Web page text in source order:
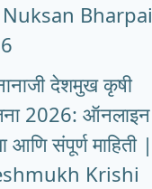
Bharpai
देशमुख कृषी
2026: ऑनलाइन
आणि संपूर्ण माहिती |
Krishi